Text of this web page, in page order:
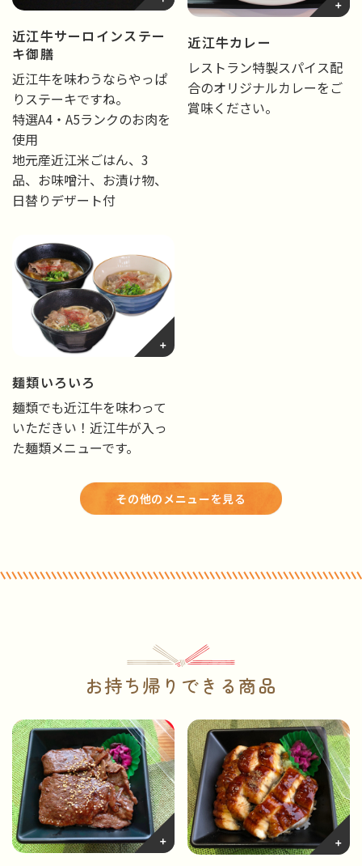
近江牛サーロインステー
キ御膳
近江牛を味わうならやっぱ
りステーキですね。
特選A4・A5ランクのお肉を
使用
地元産近江米ごはん、3
品、お味噌汁、お漬け物、
日替りデザート付
近江牛カレー
レストラン特製スパイス配
合のオリジナルカレーをご
賞味ください。
麺類いろいろ
麺類でも近江牛を味わって
いただきい！近江牛が入っ
た麺類メニューです。
その他のメニューを見る
お持ち帰りできる商品